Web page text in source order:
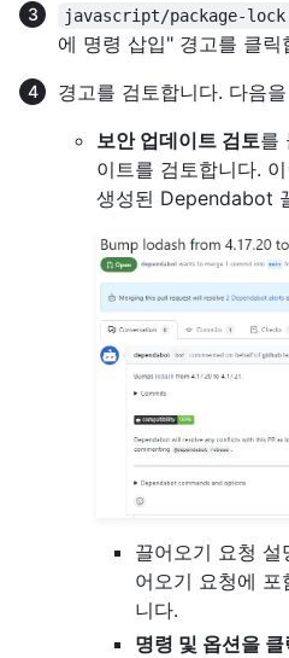
javascript/package-
에 명령 삽입" 경고를 클릭
경고를 검토합니다. 다음
보안 업데이트 검토를
이트를 검토합니다.
생성된 Dependabot
끌어오기 요청 설
어오기 요청에
니다.
명령 및 옵션을